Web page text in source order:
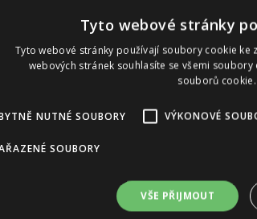
ve smetanovo-
Tyto webové stránky
Tyto webové stránky používají soubory cookie ke
webových stránek souhlasíte se všemi
souborů
NUTNÉ SOUBORY VÝKONOVÉ
SOUBORY
VŠE PŘIJMOUT